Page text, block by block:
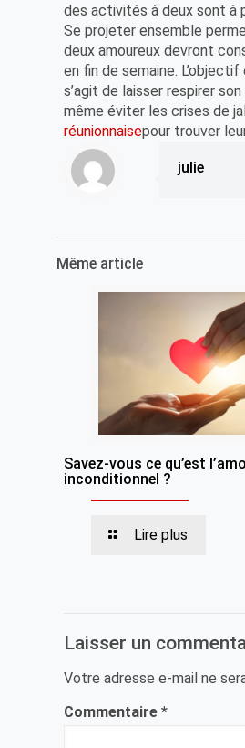
des activités à deux sont à
Se projeter ensemble
deux amoureux devront
en fin de semaine.
s’agit de laisser respirer
même éviter les crises de
réunionnaisepour trouver
julie
Même article
Savez-vous ce qu’est
inconditionnel ?
Lire plus
Laisser un
Votre adresse e-mail ne
Commentaire*